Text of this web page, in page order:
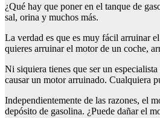
¿Qué hay que poner en el tanque de
sal, orina y muchos más.
La verdad es que es muy fácil arruinar
quieres arruinar el motor de un coche,
Ni siquiera tienes que ser un
causar un motor arruinado. Cualquiera
Independientemente de las razones, el
depósito de gasolina. ¿Puede dañar el